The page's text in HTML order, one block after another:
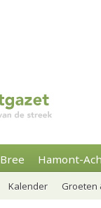
Bree Hamont-
Kalender Groeten